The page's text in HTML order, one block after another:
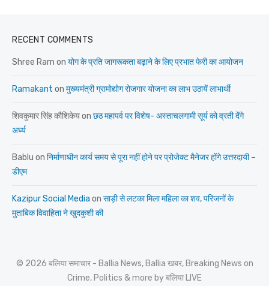
RECENT COMMENTS
Shree Ram on योग के प्रति जागरूकता बढ़ाने के लिए प्रभात फेरी का आयोजन
Ramakant on मुख्यमंत्री ग्रामोद्योग रोजगार योजना का लाभ उठायें लाभार्थी
शिवकुमार सिंह कौशिकेयon छठ महापर्व पर विशेष- अस्ताचलगामी सूर्य को व्रती देंगे
अर्घ्य
Bablu on निर्माणाधीन कार्य समय से पूरा नहीं होने पर प्रोजेक्ट मैनेजर होंगे उत्तरदायी –
डीएम
Kazipur Social Media on साड़ी से लटका मिला महिला का शव, परिजनों के
मुताबिक विवाहिता ने खुदकुशी की
© 2026 बलिया समाचार - Ballia News, Ballia खबर, Breaking News on
Crime, Politics & more by बलिया LIVE